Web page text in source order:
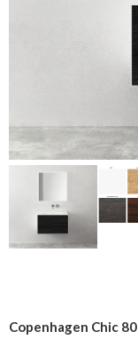
Copenhagen Chic